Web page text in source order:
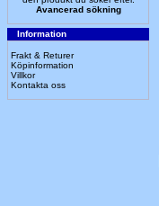
Avancerad sökning
Information
Frakt & Returer
Köpinformation
Villkor
Kontakta oss